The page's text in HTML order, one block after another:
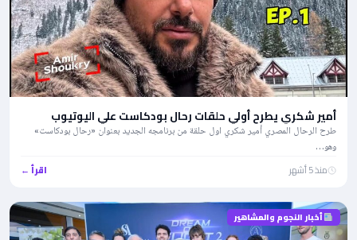
أمير شكري يطرح أولي حلقات رحال بودكاست علي اليوتيوب
طرح الرحال المصري أمير شكري اول حلقة من برنامجه الجديد بعنوان «رحال بودكاست»
وهو…
منذ 5 أشهر اقرأ ←
أخبار النجوم والمشاهير